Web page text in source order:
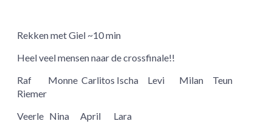
Rekken met Giel ~10 min
Heel veel mensen naar de crossfinale!!
Raf
Monne Carlitos Ischa Levi Milan
Teun
Riemer
Veerle Nina April Lara